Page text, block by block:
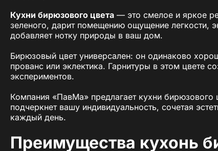
Кухни бирюзового цвета — это смелое и яркое
зеленого, дарит помещению ощущение легкости,
добавляет нотку природы в ваш дом.
Бирюзовый цвет универсален: он одинаково
прованс или эклектика. Гарнитуры в этом цвете
экспериментов.
Компания «ПавМа» предлагает кухни
подчеркнет вашу индивидуальность, сочетая
каждый день.
Преимущества кухонь